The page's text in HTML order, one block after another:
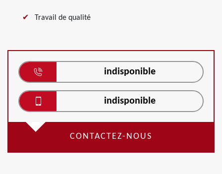
Travail de qualité
indisponible
indisponible
CONTACTEZ-NOUS